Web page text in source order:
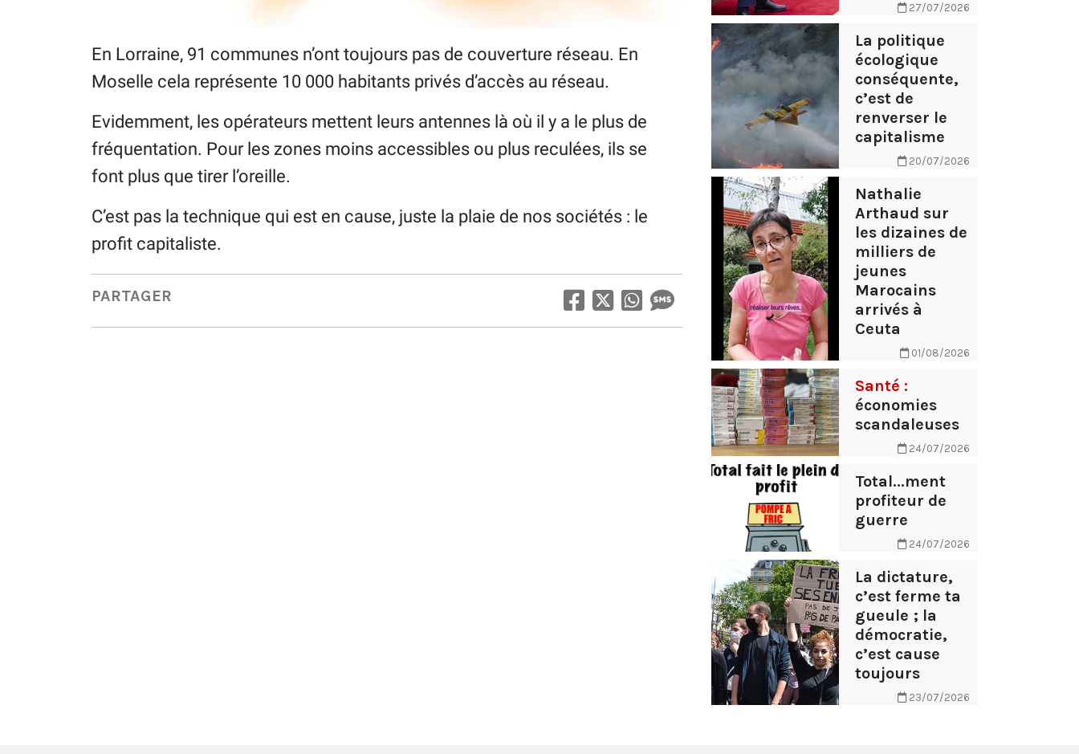
En Lorraine, 91 communes n’ont toujours pas de couverture réseau. En
Moselle cela représente 10 000 habitants privés d’accès au réseau.
Evidemment, les opérateurs mettent leurs antennes là où il y a le plus de
fréquentation. Pour les zones moins accessibles ou plus reculées, ils se
font plus que tirer l’oreille.
C’est pas la technique qui est en cause, juste la plaie de nos sociétés : le
profit capitaliste.
PARTAGER
27/07/2026
La politique
écologique
conséquente,
c’est de
renverser le
capitalisme
20/07/2026
Nathalie
Arthaud sur
les dizaines de
milliers de
jeunes
Marocains
arrivés à
Ceuta
01/08/2026
Santé :
économies
scandaleuses
24/07/2026
Total...ment
profiteur de
guerre
24/07/2026
La dictature,
c’est ferme ta
gueule ; la
démocratie,
c’est cause
toujours
23/07/2026